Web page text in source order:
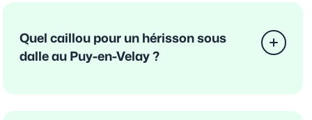
Quel caillou pour un hérisson sous
dalle au Puy-en-Velay ?